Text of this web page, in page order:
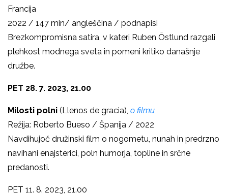
Francija
2022 / 147 min/ angleščina / podnapisi
Brezkompromisna satira, v kateri Ruben Östlund razgali
plehkost modnega sveta in pomeni kritiko današnje
družbe.
PET 28. 7. 2023, 21.00
Milosti polni (Llenos de gracia), o filmu
Režija: Roberto Bueso / Španija / 2022
Navdihujoč družinski film o nogometu, nunah in predrzno
navihani enajsterici, poln humorja, topline in srčne
predanosti.
PET 11. 8. 2023, 21.00